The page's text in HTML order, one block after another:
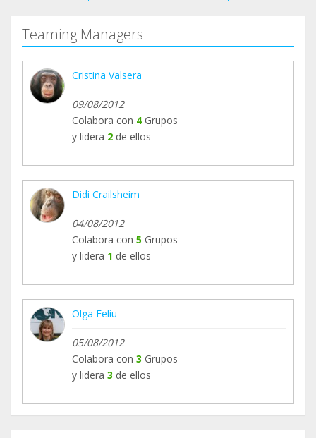
Teaming Managers
Cristina Valsera
09/08/2012
Colabora con 4Grupos
y lidera 2 de ellos
Didi Crailsheim
04/08/2012
Colabora con 5 Grupos
y lidera 1 de ellos
Olga Feliu
05/08/2012
Colabora con 3 Grupos
y lidera 3 de ellos